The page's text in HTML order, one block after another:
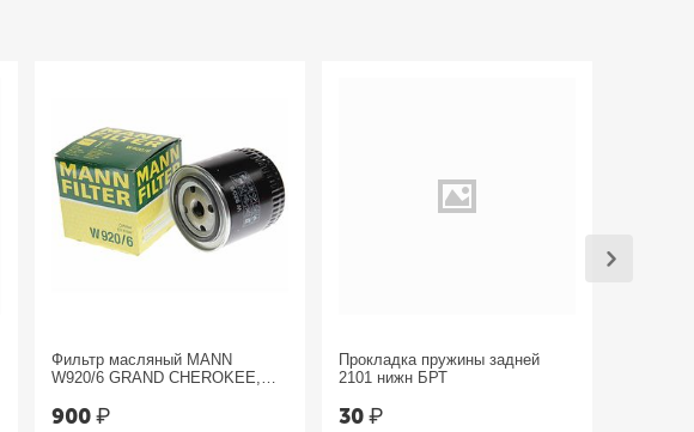
Фильтр масляный MANN
W920/6 GRAND CHEROKEE,
900₽
Прокладка пружины задней
2101 нижн БРТ
30₽